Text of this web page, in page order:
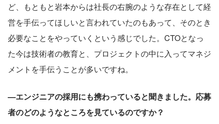
ど、もともと岩本からは社長の右腕のような存在として経
営を手伝ってほしいと言われていたのもあって、そのとき
必要なことをやっていくという感じでした。CTOとなっ
た今は技術者の教育と、プロジェクトの中に入ってマネジ
メントを手伝うことが多いですね。
—エンジニアの採用にも携わっていると聞きました。応募
者のどのようなところを見ているのですか？